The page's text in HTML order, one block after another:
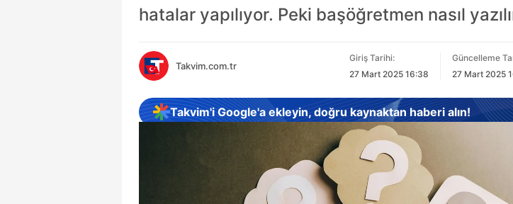
hatalar yapılıyor. Peki başöğretmen nasıl
Takvim.com.tr
Giriş Tarihi:
27 Mart 2025 16:38
Güncelleme
27 Mart 2025
Takvim'i Google'a ekleyin, doğru kaynaktan haberi alın!